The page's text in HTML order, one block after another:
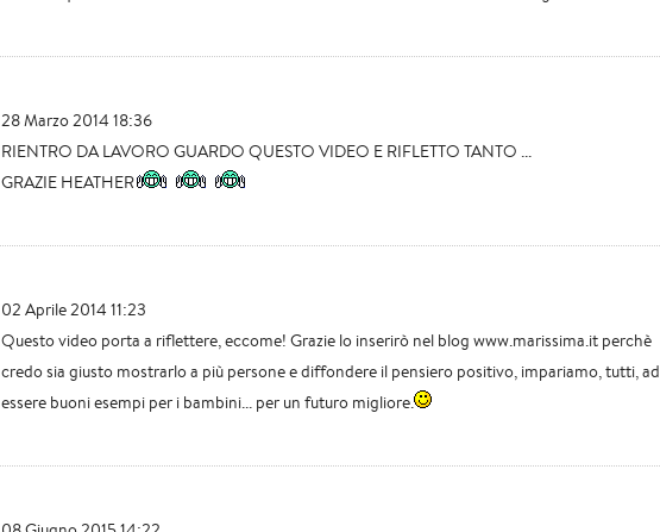
28 Marzo 2014 18:36
RIENTRO DA LAVORO GUARDO QUESTO VIDEO E RIFLETTO TANTO ...
GRAZIE HEATHER
02 Aprile 2014 11:23
Questo video porta a riflettere, eccome! Grazie lo inserirò nel blog www.marissima.it perchè
credo sia giusto mostrarlo a più persone e diffondere il pensiero positivo, impariamo, tutti, ad
essere buoni esempi per i bambini... per un futuro migliore.